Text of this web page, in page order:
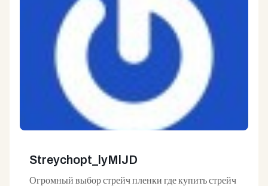
Streychopt_lyMlJD
Огромный выбор стрейч пленки где купить стрейч